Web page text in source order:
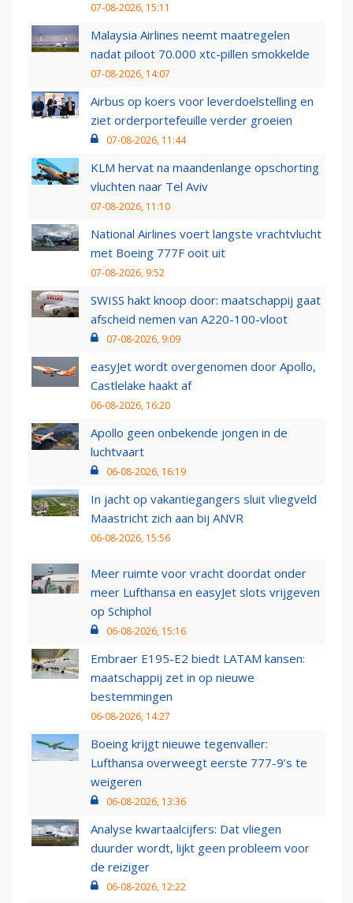
07-08-2026, 15:11
Malaysia Airlines neemt maatregelen
nadat piloot 70.000 xtc-pillen smokkelde
07-08-2026, 14:07
Airbus op koers voor leverdoelstelling en
ziet orderportefeuille verder groeien
07-08-2026, 11:44
KLM hervat na maandenlange opschorting
vluchten naar Tel Aviv
07-08-2026, 11:10
National Airlines voert langste vrachtvlucht
met Boeing 777F ooit uit
07-08-2026, 9:52
SWISS hakt knoop door: maatschappij gaat
afscheid nemen van A220-100-vloot
07-08-2026, 9:09
easyJet wordt overgenomen door Apollo,
Castlelake haakt af
06-08-2026, 16:20
Apollo geen onbekende jongen in de
luchtvaart
06-08-2026, 16:19
In jacht op vakantiegangers sluit vliegveld
Maastricht zich aan bij ANVR
06-08-2026, 15:56
Meer ruimte voor vracht doordat onder
meer Lufthansa en easyJet slots vrijgeven
op Schiphol
06-08-2026, 15:16
Embraer E195-E2 biedt LATAM kansen:
maatschappij zet in op nieuwe
bestemmingen
06-08-2026, 14:27
Boeing krijgt nieuwe tegenvaller:
Lufthansa overweegt eerste 777-9’s te
weigeren
06-08-2026, 13:36
Analyse kwartaalcijfers: Dat vliegen
duurder wordt, lijkt geen probleem voor
de reiziger
06-08-2026, 12:22